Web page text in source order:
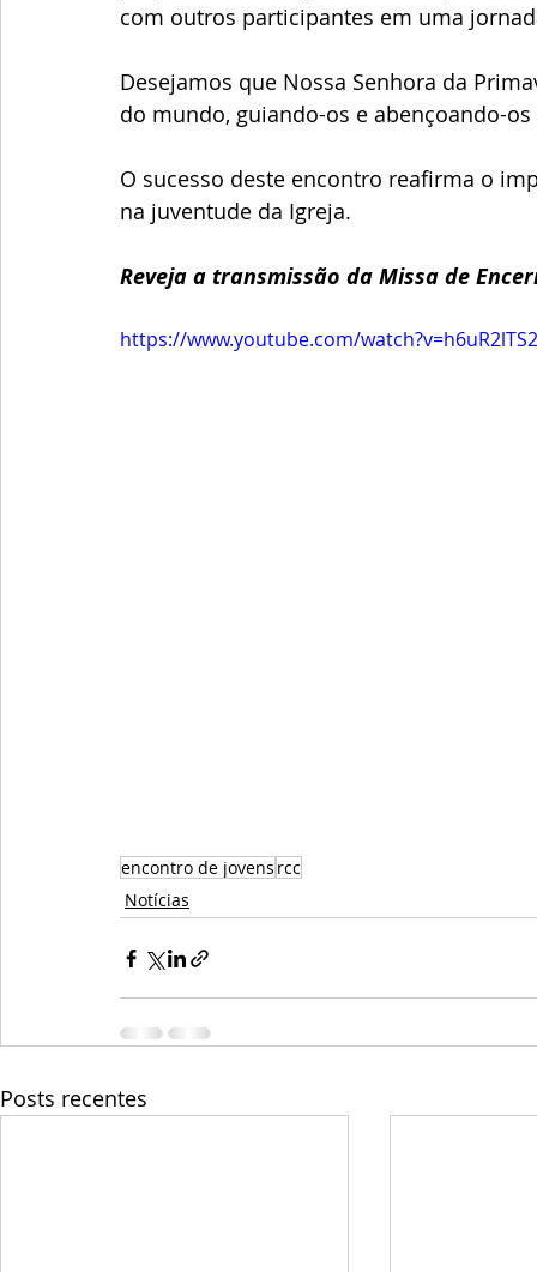
com outros participantes em uma
Desejamos que Nossa Senhora da
do mundo, guiando-os e abençoando-
O sucesso deste encontro reafirma o
na juventude da Igreja.
Reveja a transmissão da Missa de
https://www.youtube.com/
encontro de jovens rcc
Notícias
Posts recentes